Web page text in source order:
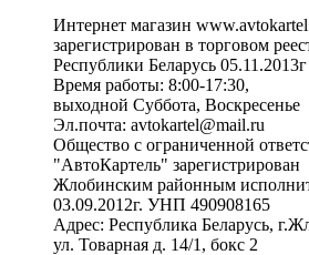
Интернет магазин
зарегистрирован в торговом
Республики Беларусь
Время работы: 8:00-17:30,
выходной Суббота, Воскресенье
Эл.почта: avtokartel@mail.ru
Общество с ограниченной
"АвтоКартель" зарегистрирован
Жлобинским районным
03.09.2012г. УНП 490908165
Адрес: Республика Беларусь,
ул. Товарная д. 14/1, бокс 2